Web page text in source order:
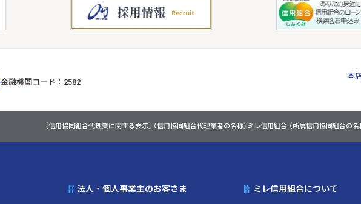
金融機関コード：2582
本
［信用協同組合代理業に関する表示］ （信用協同組合代理業者の名称）ミレ信用組合 （所属信用協同組合の
法人・個人事業主のお客さま ミレ信用組合について